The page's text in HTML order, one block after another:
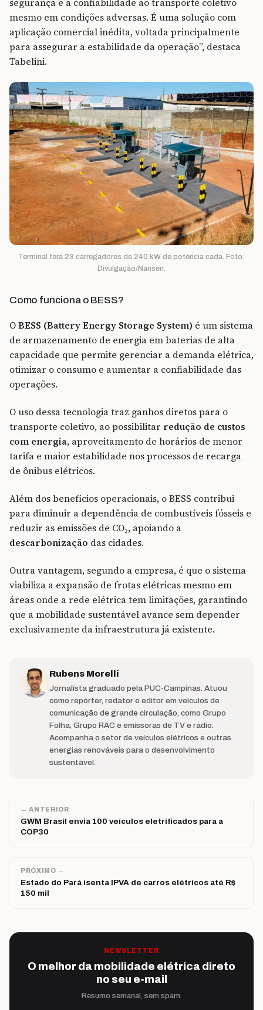
segurança e a confiabilidade ao transporte coletivo
mesmo em condições adversas. É uma solução com
aplicação comercial inédita, voltada principalmente
para assegurar a estabilidade da operação”, destaca
Tabelini.
Terminal terá 23 carregadores de 240 kW de potência cada. Foto:
Divulgação/Nansen.
Como funciona o BESS?
OBESS (Battery Energy Storage System) é um sistema
de armazenamento de energia em baterias de alta
capacidade que permite gerenciar a demanda elétrica,
otimizar o consumo e aumentar a confiabilidade das
operações.
O uso dessa tecnologia traz ganhos diretos para o
transporte coletivo, ao possibilitar redução de custos
com energia, aproveitamento de horários de menor
tarifa e maior estabilidade nos processos de recarga
de ônibus elétricos.
Além dos benefícios operacionais, o BESS contribui
para diminuir a dependência de combustíveis fósseis e
reduzir as emissões de CO₂, apoiando a
descarbonização das cidades.
Outra vantagem, segundo a empresa, é que o sistema
viabiliza a expansão de frotas elétricas mesmo em
áreas onde a rede elétrica tem limitações, garantindo
que a mobilidade sustentável avance sem depender
exclusivamente da infraestrutura já existente.
Rubens Morelli
Jornalista graduado pela PUC-Campinas. Atuou
como repórter, redator e editor em veículos de
comunicação de grande circulação, como Grupo
Folha, Grupo RAC e emissoras de TV e rádio.
Acompanha o setor de veículos elétricos e outras
energias renováveis para o desenvolvimento
sustentável.
← ANTERIOR
GWM Brasil envia 100 veículos eletrificados para a
COP30
PRÓXIMO →
Estado do Pará isenta IPVA de carros elétricos até R$
150 mil
NEWSLETTER
O melhor da mobilidade elétrica direto
no seu e-mail
Resumo semanal, sem spam.